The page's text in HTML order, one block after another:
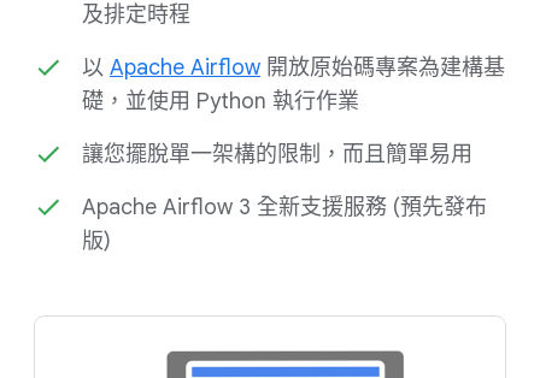
及排定時程
以 Apache Airflow 開放原始碼專案為建構基
礎，並使用 Python 執行作業
讓您擺脫單一架構的限制，而且簡單易用
Apache Airflow 3 全新支援服務 (預先發布
版)